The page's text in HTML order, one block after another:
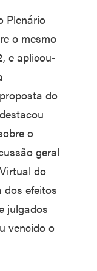
Plenário
o mesmo
e aplicou-
do
o
geral
do
dos efeitos
julgados
vencido o